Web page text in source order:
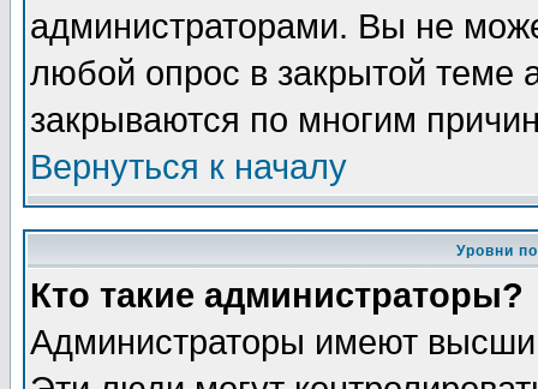
администраторами. Вы не
любой опрос в закрытой теме
закрываются по многим
Вернуться к началу
Уровни
Кто такие администраторы?
Администраторы имеют